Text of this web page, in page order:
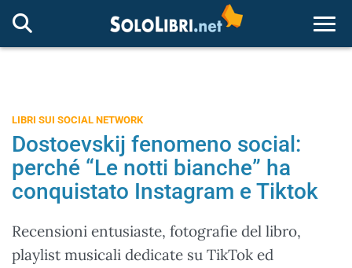
LIBRI SUI SOCIAL NETWORK
Dostoevskij fenomeno social:
perché “Le notti bianche” ha
conquistato Instagram e Tiktok
Recensioni entusiaste, fotografie del libro,
playlist musicali dedicate su TikTok ed